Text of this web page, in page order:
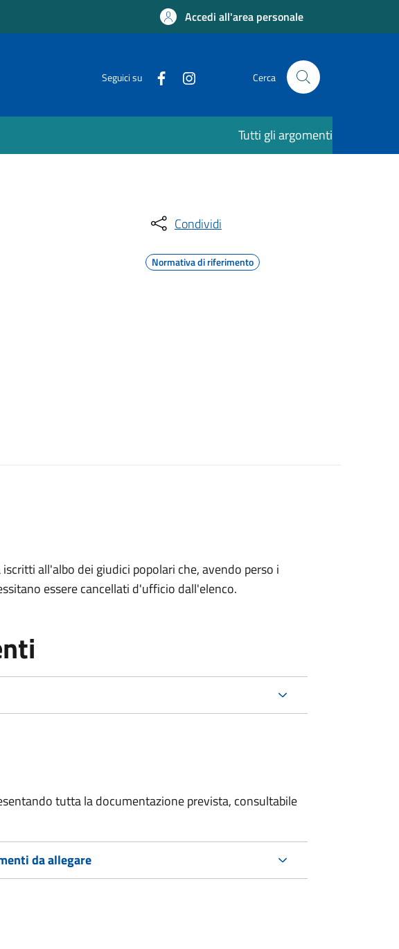
Accedi all'area personale
Seguici su Cerca
Tutti gli argomenti
Condividi
Normativa di riferimento
all'albo dei giudici popolari che, avendo perso i
essere cancellati d'ufficio dall'elenco.
tutta la documentazione prevista, consultabile
da allegare